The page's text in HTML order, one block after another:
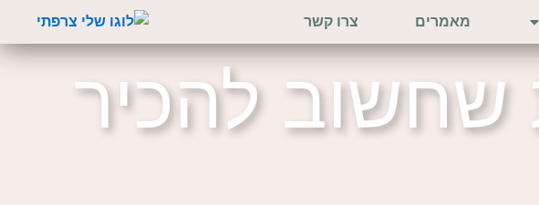
מאמרים צרו קשר
שחשוב להכיר